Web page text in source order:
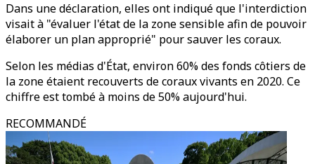
Dans une déclaration, elles ont indiqué que l'interdiction
visait à "évaluer l'état de la zone sensible afin de pouvoir
élaborer un plan approprié" pour sauver les coraux.
Selon les médias d'État, environ 60% des fonds côtiers de
la zone étaient recouverts de coraux vivants en 2020. Ce
chiffre est tombé à moins de 50% aujourd'hui.
RECOMMANDÉ